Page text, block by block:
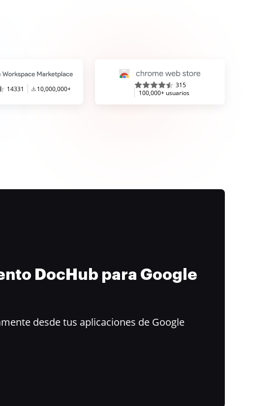
14331 10,000,000+
315
100,000+ usuarios
DocHub para Google
desde tus aplicaciones de Google